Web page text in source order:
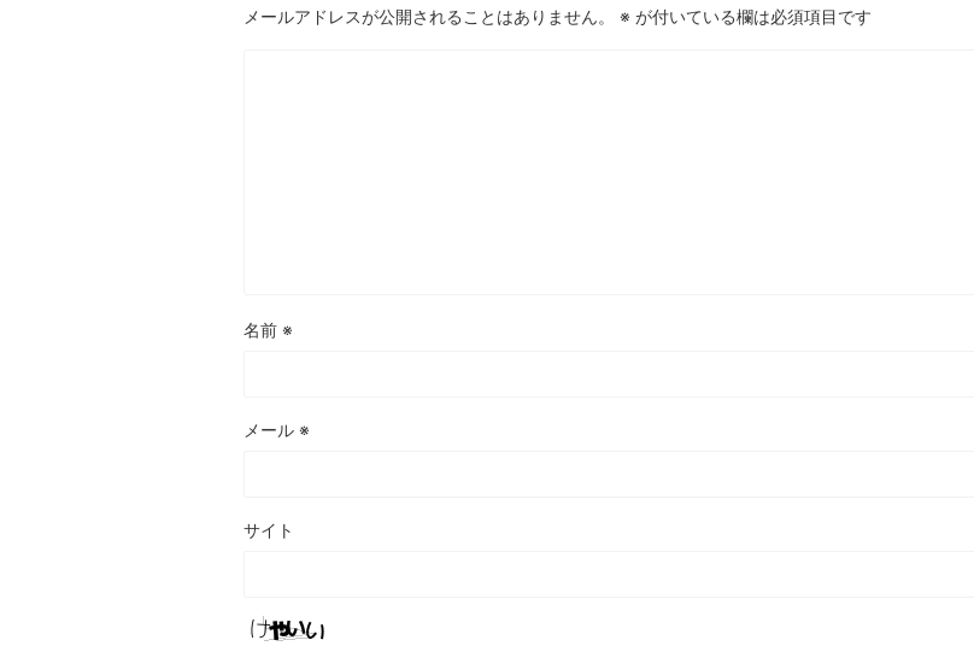
メールアドレスが公開されることはありません。 ※ が付いている欄は必須項目です
名前 ※
メール ※
サイト